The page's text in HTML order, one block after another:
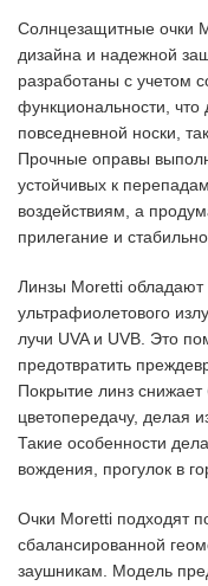
Солнцезащитные очки
дизайна и надежной
разработаны с учетом
функциональности,
повседневной носки,
Прочные оправы
устойчивых к
воздействиям, а
прилегание и
Линзы Moretti
ультрафиолетового
лучи UVA и UVB. Это
предотвратить
Покрытие линз
цветопередачу, делая
Такие особенности
вождения, прогулок в
Очки Moretti подходят
сбалансированной
заушникам. Модель